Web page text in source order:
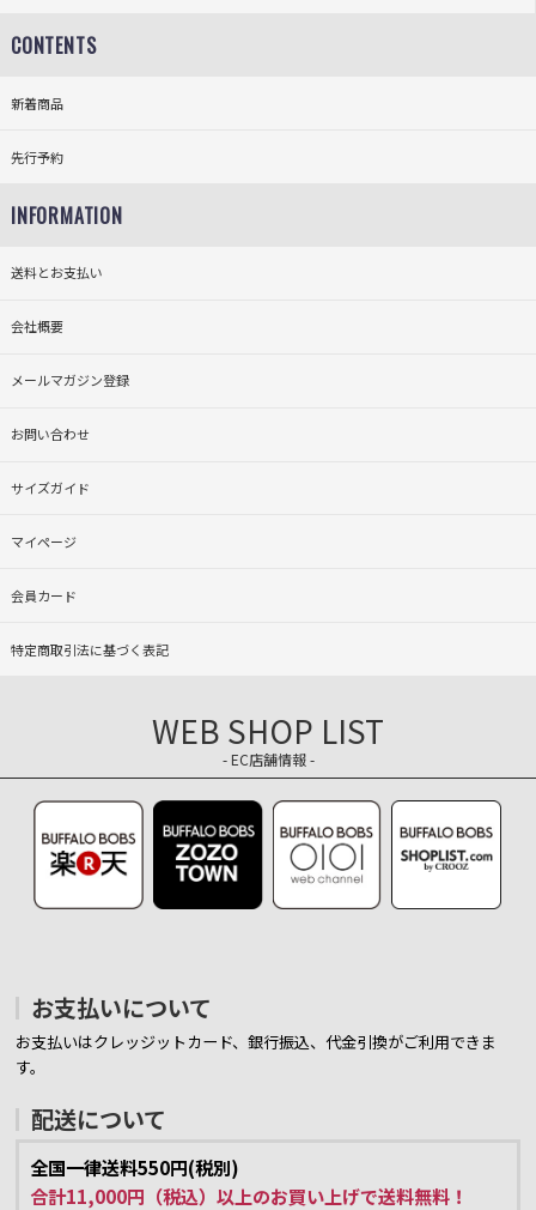
CONTENTS
新着商品
先行予約
INFORMATION
送料とお支払い
会社概要
メールマガジン登録
お問い合わせ
サイズガイド
マイページ
会員カード
特定商取引法に基づく表記
WEB SHOP LIST
- EC店舗情報 -
お支払いについて
お支払いはクレッジットカード、銀行振込、代金引換がご利用できま
す。
配送について
全国一律送料550円(税別)
合計11,000円（税込）以上のお買い上げで送料無料！